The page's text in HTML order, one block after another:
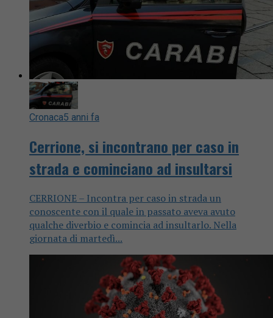
Cronaca5 anni fa
Cerrione, si incontrano per caso in
strada e cominciano ad insultarsi
CERRIONE – Incontra per caso in strada un
conoscente con il quale in passato aveva avuto
qualche diverbio e comincia ad insultarlo. Nella
giornata di martedì...